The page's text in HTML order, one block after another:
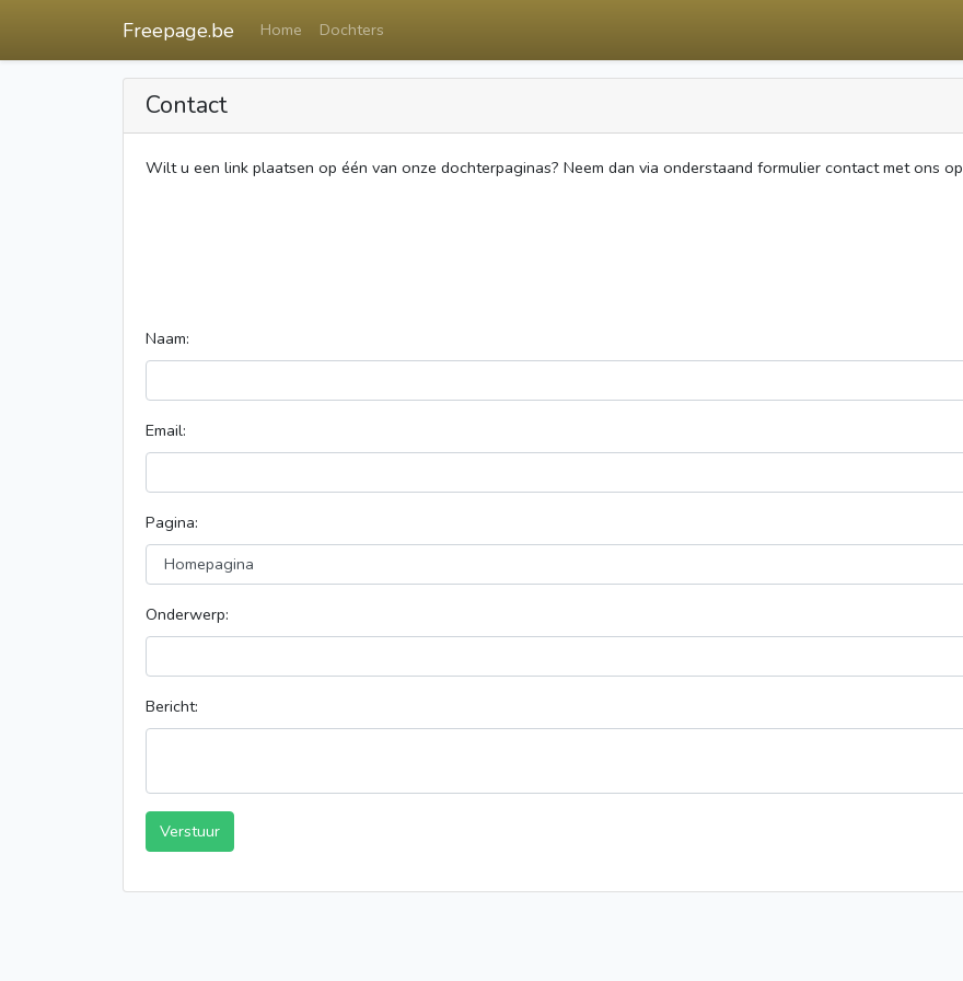
Freepage.be Home Dochters
Contact
Wilt u een link plaatsen op één van onze dochterpaginas? Neem dan via onderstaand formulier contact met ons
Naam:
Email:
Pagina:
Onderwerp:
Bericht:
Verstuur